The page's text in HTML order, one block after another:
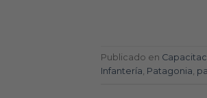
Publicado en
Infantería Patagonia